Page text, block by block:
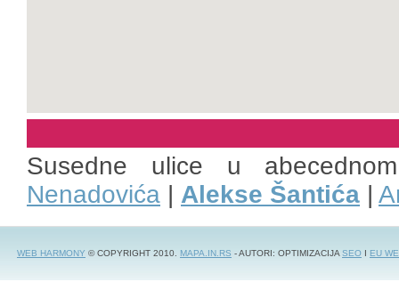
Susedne ulice u
Nenadovića | Alekse Šantića |
WEB HARMONY © COPYRIGHT 2010. MAPA.IN.RS - AUTORI: OPTIMIZACIJA SEO I EU